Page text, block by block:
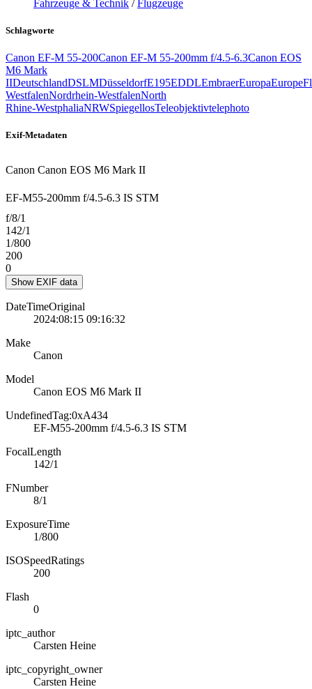
Fahrzeuge & Technik / Flugzeuge
Schlagworte
Canon EF-M 55-200Canon EF-M 55-200mm f/4.5-6.3Canon EOS
M6 Mark
IIDeutschlandDSLMDüsseldorfE195EDDLEmbraerEuropaEurope
WestfalenNordrhein-WestfalenNorth
Rhine‑WestphaliaNRWSpiegellosTeleobjektivtelephoto
Exif-Metadaten
Canon Canon EOS M6 Mark II
EF-M55-200mm f/4.5-6.3 IS STM
f/8/1
142/1
1/800
200
0
Show EXIF data
DateTimeOriginal
2024:08:15 09:16:32
Make
Canon
Model
Canon EOS M6 Mark II
UndefinedTag:0xA434
EF-M55-200mm f/4.5-6.3 IS STM
FocalLength
142/1
FNumber
8/1
ExposureTime
1/800
ISOSpeedRatings
200
Flash
0
iptc_author
Carsten Heine
iptc_copyright_owner
Carsten Heine